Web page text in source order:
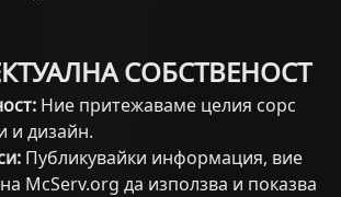
СОБСТВЕНОСТ
Ние притежаваме целия сорс
и дизайн.
Публикувайки информация, вие
McServ.org да използва и показва